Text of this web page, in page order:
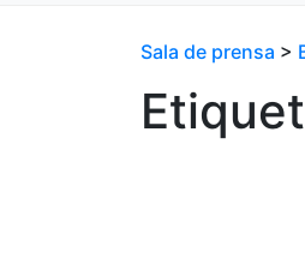
Sala de prensa >